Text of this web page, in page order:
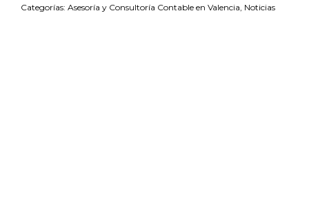
Categorías: Asesoría y Consultoría Contable en Valencia Noticias